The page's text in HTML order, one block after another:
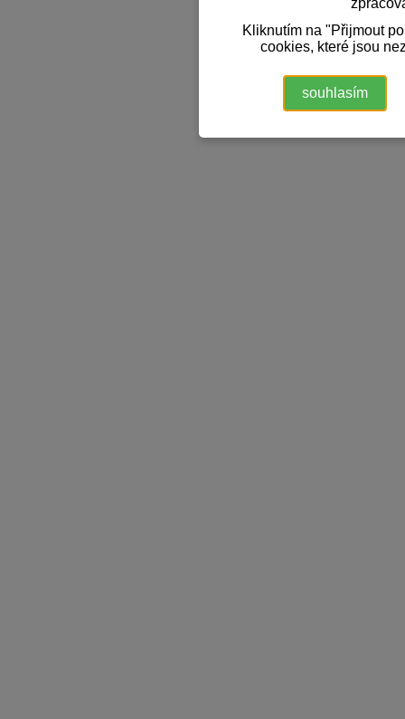
Kliknutím na "Přijmout
cookies, které jsou
souhlasím